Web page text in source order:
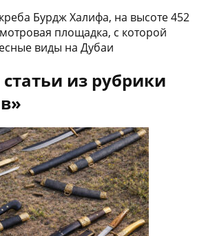
Бурдж Халифа, на высоте 452
площадка, с которой
виды на Дубаи
из рубрики